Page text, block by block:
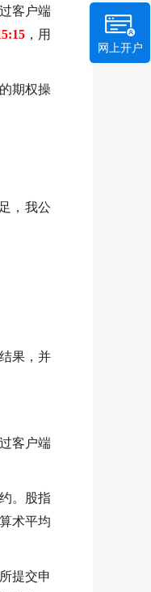
客户端
，用
期权操
，我公
果，并
客户端
。股指
术平均
提交申
网上开户